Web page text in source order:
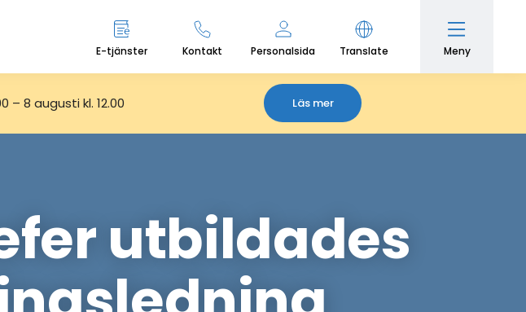
E-tjänster Kontakt Personalsida Translate Meny
– 8 augusti kl. 12.00 Läs mer
utbildades